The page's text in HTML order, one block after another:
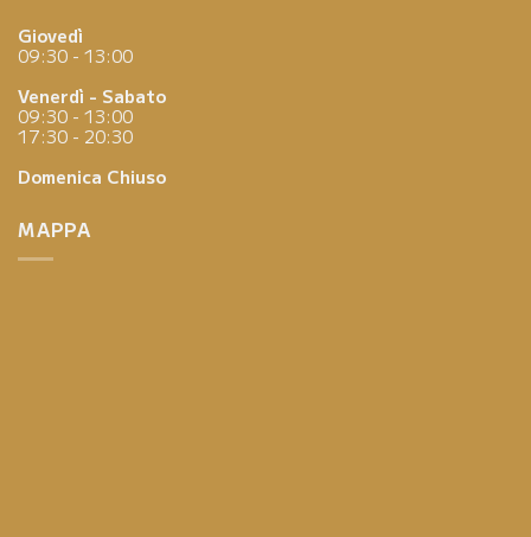
Giovedì
09:30 - 13:00
Venerdì - Sabato
09:30 - 13:00
17:30 - 20:30
Domenica Chiuso
MAPPA